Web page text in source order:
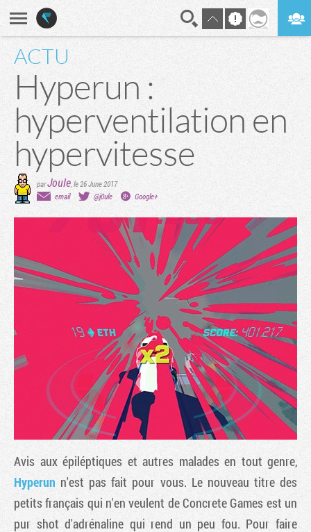
ACTU
Hyperun :
hyperventilation en
hypervitesse
parJoule,le 26 June 2017
email
@j0ule Google+
Avis aux épiléptiques et autres malades en tout genre,
Hyperun n'est pas fait pour vous. Le nouveau titre des
petits français qui n'en veulent de Concrete Games est un
pur shot d'adrénaline qui rend un peu fou. Pour faire
Tribune